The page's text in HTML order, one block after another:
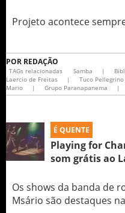
Projeto acontece
POR REDAÇÃO
TAGs relacionadas Samba |
Laercio de Freitas
| Tuco Pellegrino
Mario
| Grupo Paranapanema |
É QUENTE
Playing for
som grátis ao
Os shows da banda de
Msário são destaques